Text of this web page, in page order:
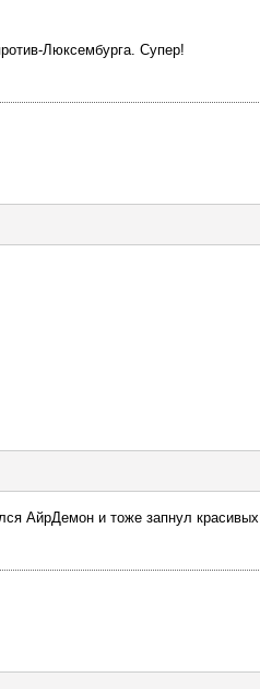
Люксембурга. Супер!
АйрДемон и тоже запнул красивых